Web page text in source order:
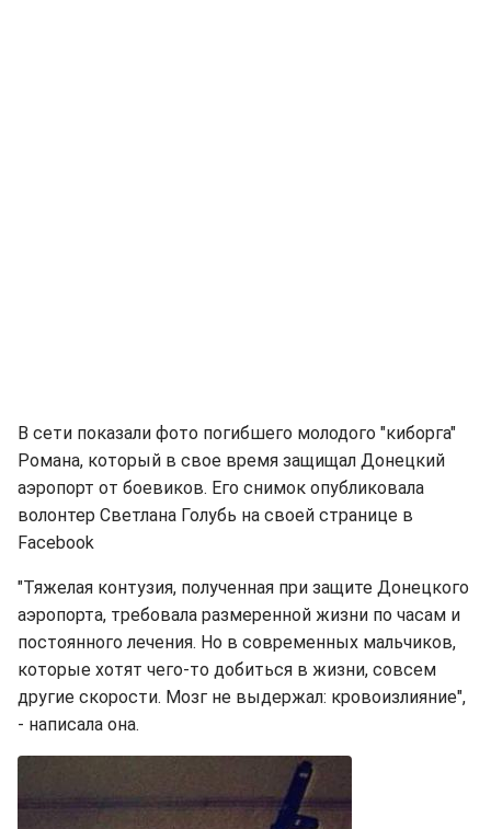
В сети показали фото погибшего молодого "киборга"
Романа, который в свое время защищал Донецкий
аэропорт от боевиков. Его снимок опубликовала
волонтер Светлана Голубь на своей странице в
Facebook
"Тяжелая контузия, полученная при защите Донецкого
аэропорта, требовала размеренной жизни по часам и
постоянного лечения. Но в современных мальчиков,
которые хотят чего-то добиться в жизни, совсем
другие скорости. Мозг не выдержал: кровоизлияние",
- написала она.